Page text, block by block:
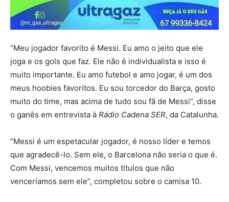
“Meu jogador favorito é Messi. Eu amo o jeito que ele
joga e os gols que faz. Ele não é individualista e isso é
muito importante. Eu amo futebol e amo jogar, é um dos
meus hoobies favoritos. Eu sou torcedor do Barça, gosto
muito do time, mas acima de tudo sou fã de Messi”, disse
o ganês em entrevista à Rádio Cadena SER, da Catalunha.
“Messi é um espetacular jogador, é nosso líder e temos
que agradecê-lo. Sem ele, o Barcelona não seria o que é.
Com Messi, vencemos muitos títulos que não
venceríamos sem ele”, completou sobre o camisa 10.